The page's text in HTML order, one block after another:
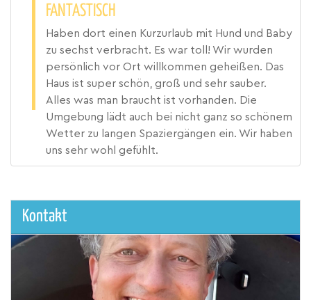
FANTASTISCH
Haben dort einen Kurzurlaub mit Hund und Baby
zu sechst verbracht. Es war toll! Wir wurden
persönlich vor Ort willkommen geheißen. Das
Haus ist super schön, groß und sehr sauber.
Alles was man braucht ist vorhanden. Die
Umgebung lädt auch bei nicht ganz so schönem
Wetter zu langen Spaziergängen ein. Wir haben
uns sehr wohl gefühlt.
Kontakt